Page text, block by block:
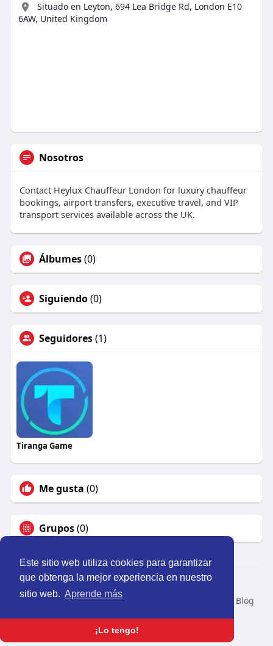
Este sitio web utiliza cookies para garantizar
que obtenga la mejor experiencia en nuestro
sitio web. Aprende más
¡Lo tengo!
Situado en Leyton, 694 Lea Bridge Rd, London E10
6AW, United Kingdom
Nosotros
Contact Heylux Chauffeur London for luxury chauffeur
bookings, airport transfers, executive travel, and VIP
transport services available across the UK.
Álbumes(0)
Siguiendo(0)
Seguidores(1)
Tiranga Game
Me gusta (0)
Grupos(0)
© 2026 Perú Activo
Inicio
Nosotros Contacto
Blog
Idioma